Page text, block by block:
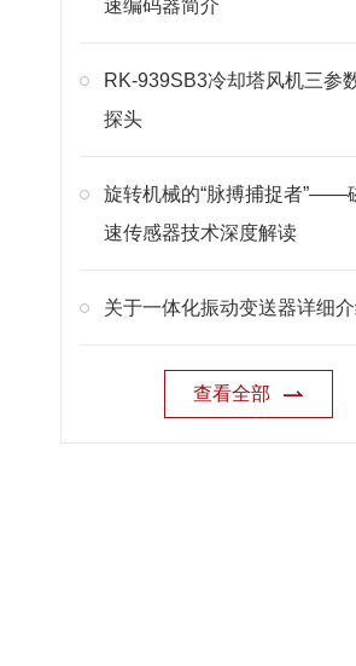
速编码器简介
RK-939SB3冷却塔风机三参
探头
旋转机械的“脉搏捕捉者”——
速传感器技术深度解读
关于一体化振动变送器详细
查看全部